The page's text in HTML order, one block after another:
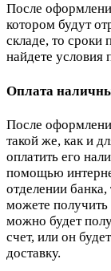
После
котором будут
складе, то сроки
найдете условия
Оплата
После
такой же, как и
оплатить его
помощью
отделении
можете получить
можно будет
счет, или он
доставку.